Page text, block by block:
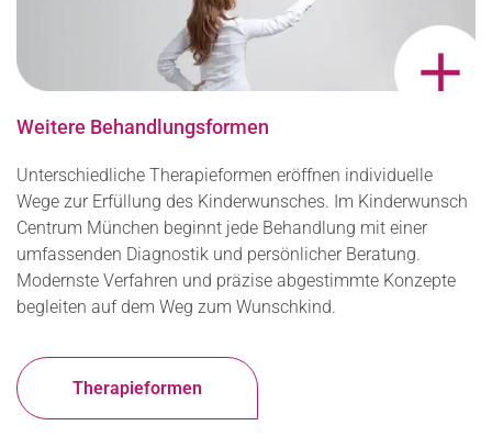
Weitere Behandlungsformen
Unterschiedliche Therapieformen eröffnen individuelle
Wege zur Erfüllung des Kinderwunsches. Im Kinderwunsch
Centrum München beginnt jede Behandlung mit einer
umfassenden Diagnostik und persönlicher Beratung.
Modernste Verfahren und präzise abgestimmte Konzepte
begleiten auf dem Weg zum Wunschkind.
Therapieformen